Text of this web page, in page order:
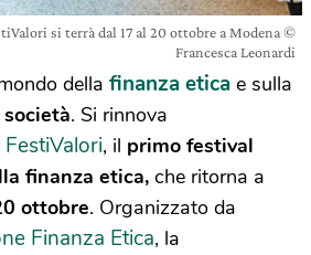
si terrà dal 17 al 20 ottobre a Modena ©
Francesca Leonardi
della finanza etica e sulla
. Si rinnova
FestiValori, il primo festival
finanza etica, che ritorna a
ottobre. Organizzato da
Finanza Etica, la